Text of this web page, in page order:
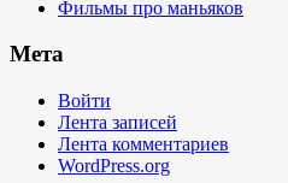
Фильмы про маньяков
Мета
Войти
Лента записей
Лента комментариев
WordPress.org